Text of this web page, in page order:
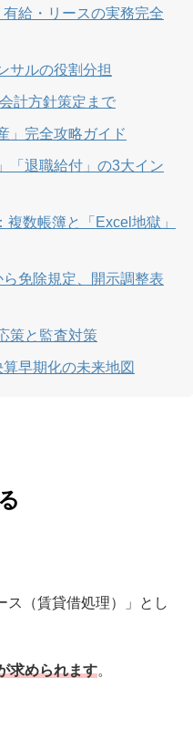
給・リースの実務完全
サルの役割分担
計方針策定まで
」完全攻略ガイド
「退職給付」の3大イン
数帳簿と「Excel地獄」
免除規定、開示調整表
策と監査対策
早期化の未来地図
ス（賃貸借処理）」とし
求められます。